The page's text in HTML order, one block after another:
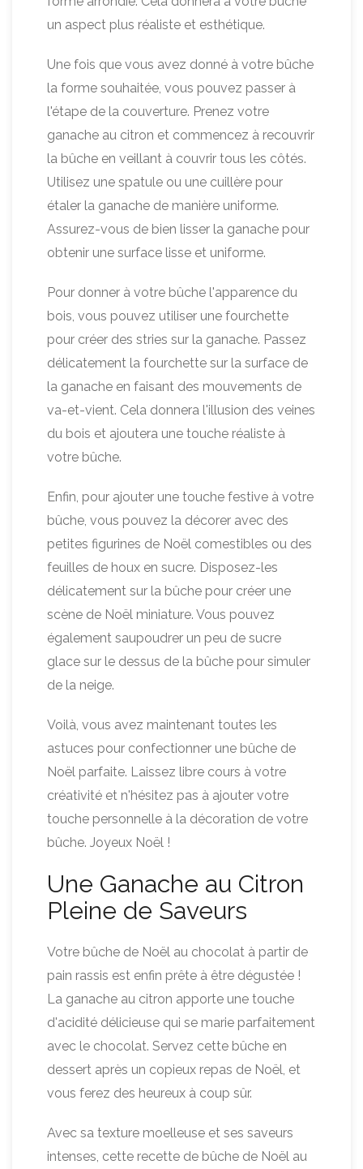
un aspect plus réaliste et esthétique.
Une fois que vous avez donné à votre bûche
la forme souhaitée, vous pouvez passer à
l'étape de la couverture. Prenez votre
ganache au citron et commencez à recouvrir
la bûche en veillant à couvrir tous les côtés.
Utilisez une spatule ou une cuillère pour
étaler la ganache de manière uniforme.
Assurez-vous de bien lisser la ganache pour
obtenir une surface lisse et uniforme.
Pour donner à votre bûche l'apparence du
bois, vous pouvez utiliser une fourchette
pour créer des stries sur la ganache. Passez
délicatement la fourchette sur la surface de
la ganache en faisant des mouvements de
va-et-vient. Cela donnera l'illusion des veines
du bois et ajoutera une touche réaliste à
votre bûche.
Enfin, pour ajouter une touche festive à votre
bûche, vous pouvez la décorer avec des
petites figurines de Noël comestibles ou des
feuilles de houx en sucre. Disposez-les
délicatement sur la bûche pour créer une
scène de Noël miniature. Vous pouvez
également saupoudrer un peu de sucre
glace sur le dessus de la bûche pour simuler
de la neige.
Voilà, vous avez maintenant toutes les
astuces pour confectionner une bûche de
Noël parfaite. Laissez libre cours à votre
créativité et n'hésitez pas à ajouter votre
touche personnelle à la décoration de votre
bûche. Joyeux Noël !
Une Ganache au Citron
Pleine de Saveurs
Votre bûche de Noël au chocolat à partir de
pain rassis est enfin prête à être dégustée !
La ganache au citron apporte une touche
d'acidité délicieuse qui se marie parfaitement
avec le chocolat. Servez cette bûche en
dessert après un copieux repas de Noël, et
vous ferez des heureux à coup sûr.
Avec sa texture moelleuse et ses saveurs
intenses, cette recette de bûche de Noël au